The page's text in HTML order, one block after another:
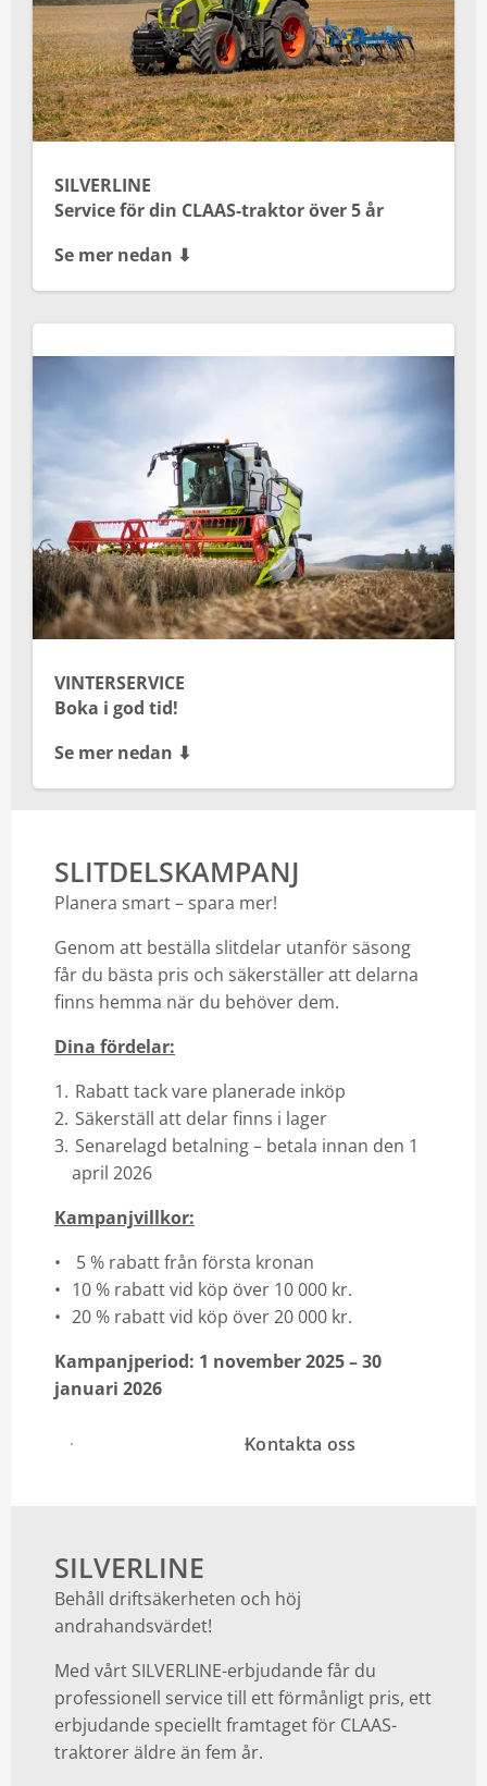
SILVERLINE
Service för din CLAAS-traktor över 5 år
Se mer nedan ⬇︎
VINTERSERVICE
Boka i god tid!
Se mer nedan ⬇︎
SLITDELSKAMPANJ
Planera smart – spara mer!
Genom att beställa slitdelar utanför säsong
får du bästa pris och säkerställer att delarna
finns hemma när du behöver dem.
Dina fördelar:
Rabatt tack vare planerade inköp
Säkerställ att delar finns i lager
Senarelagd betalning – betala innan den 1
april 2026
Kampanjvillkor:
5 % rabatt från första kronan
10 % rabatt vid köp över 10 000 kr.
20 % rabatt vid köp över 20 000 kr.
Kampanjperiod: 1 november 2025 – 30
januari 2026
Vi ringer upp dig Kontakta oss
SILVERLINE
Behåll driftsäkerheten och höj
andrahandsvärdet!
Med vårt SILVERLINE-erbjudande får du
professionell service till ett förmånligt pris, ett
erbjudande speciellt framtaget för CLAAS-
traktorer äldre än fem år.